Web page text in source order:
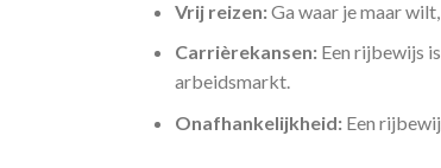
Vrij reizen:Ga waar je maar
Carrièrekansen: Een rijbewijs
arbeidsmarkt.
Onafhankelijkheid: Een